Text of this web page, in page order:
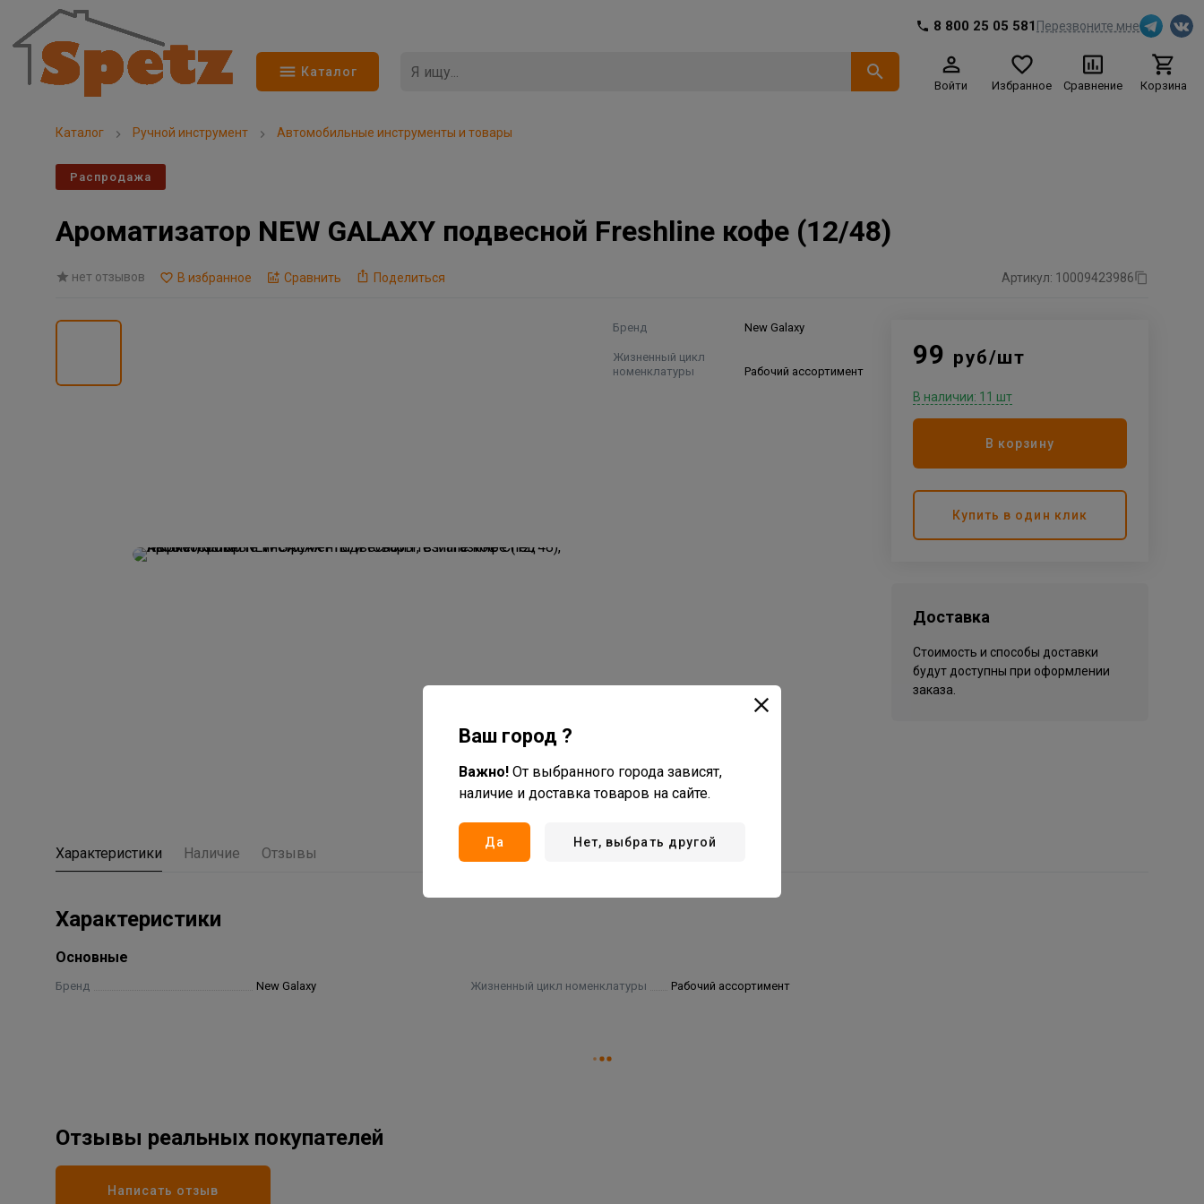
8 800 25 05 581 Перезвоните мне
Каталог
Войти Избранное Сравнение Корзина
Каталог Ручной инструмент Автомобильные инструменты и товары
Распродажа
Ароматизатор NEW GALAXY подвесной Freshline кофе (12/48)
нет отзывов В избранное Сравнить Поделиться Артикул: 10009423986
Бренд New Galaxy
Жизненный цикл
номенклатуры
Рабочий ассортимент
99 руб/шт
В наличии: 11 шт
В корзину
Купить в один клик
Доставка
Стоимость и способы доставки
будут доступны при оформлении
заказа.
Характеристики Наличие Отзывы
Характеристики
Основные
Бренд New Galaxy Жизненный цикл номенклатуры Рабочий ассортимент
Отзывы реальных покупателей
Написать отзыв
Ваш город ?
Важно! От выбранного города зависят,
наличие и доставка товаров на сайте.
Да Нет, выбрать другой